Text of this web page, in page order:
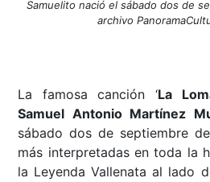
Samuelito nació el sábado dos de
archivo
La famosa canción ‘La
Samuel Antonio Martínez
sábado dos de septiembre
más interpretadas en toda la
la Leyenda Vallenata al lado